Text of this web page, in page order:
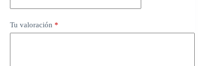
Tu valoración *